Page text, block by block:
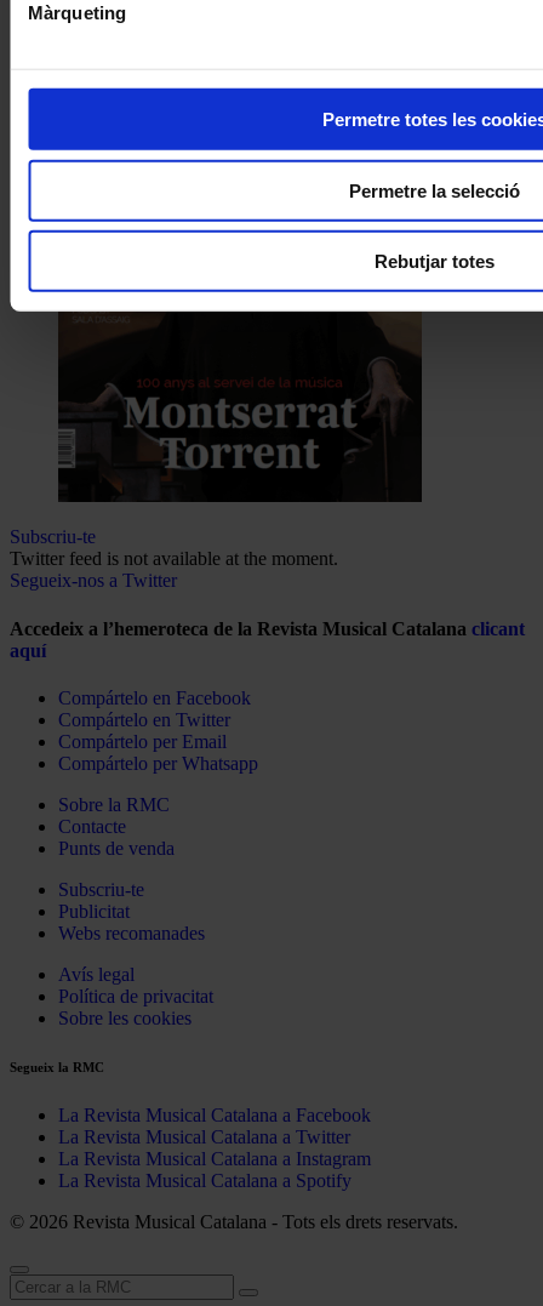
Màrqueting
Permetre totes les
Permetre la selecció
Rebutjar totes
Subscriu-te
Twitter feed is not available at the moment.
Segueix-nos a Twitter
Accedeix a l’hemeroteca de la Revista Musical Catalana clicant
aquí
Compártelo en Facebook
Compártelo en Twitter
Compártelo per Email
Compártelo per Whatsapp
Sobre la RMC
Contacte
Punts de venda
Subscriu-te
Publicitat
Webs recomanades
Avís legal
Política de privacitat
Sobre les cookies
Segueix la RMC
La Revista Musical Catalana a Facebook
La Revista Musical Catalana a Twitter
La Revista Musical Catalana a Instagram
La Revista Musical Catalana a Spotify
© 2026 Revista Musical Catalana - Tots els drets reservats.
Cerca